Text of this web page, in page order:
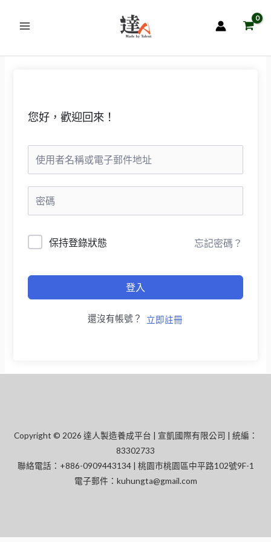
要
您好，歡迎回來！
保持登錄狀態 忘記密碼？
登入
還沒有帳號？ 立即註冊
Copyright © 2026 達人製造養成平台 | 宣凱國際有限公司 | 統編：
83302733
聯絡電話：+886-0909443134 | 桃園市桃園區中平路102號9F-1
電子郵件： kuhungta@gmail.com